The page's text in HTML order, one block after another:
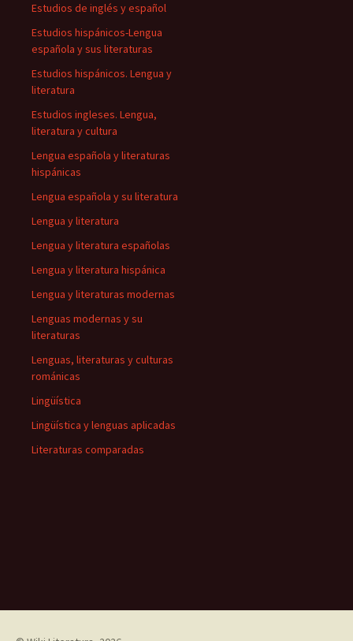
Estudios de inglés y español
Estudios hispánicos-Lengua
española y sus literaturas
Estudios hispánicos. Lengua y
literatura
Estudios ingleses. Lengua,
literatura y cultura
Lengua española y literaturas
hispánicas
Lengua española y su literatura
Lengua y literatura
Lengua y literatura españolas
Lengua y literatura hispánica
Lengua y literaturas modernas
Lenguas modernas y su
literaturas
Lenguas, literaturas y culturas
románicas
Lingüística
Lingüística y lenguas aplicadas
Literaturas comparadas